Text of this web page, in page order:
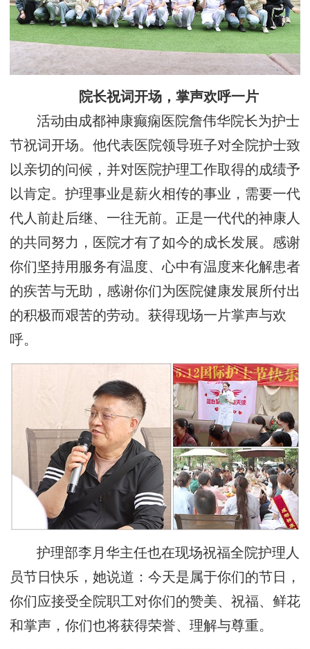
院长祝词开场，掌声欢呼一片
活动由成都神康癫痫医院詹伟华院长为护士
节祝词开场。他代表医院领导班子对全院护士致
以亲切的问候，并对医院护理工作取得的成绩予
以肯定。护理事业是薪火相传的事业，需要一代
代人前赴后继、一往无前。正是一代代的神康人
的共同努力，医院才有了如今的成长发展。感谢
你们坚持用服务有温度、心中有温度来化解患者
的疾苦与无助，感谢你们为医院健康发展所付出
的积极而艰苦的劳动。获得现场一片掌声与欢
呼。
护理部李月华主任也在现场祝福全院护理人
员节日快乐，她说道：今天是属于你们的节日，
你们应接受全院职工对你们的赞美、祝福、鲜花
和掌声，你们也将获得荣誉、理解与尊重。